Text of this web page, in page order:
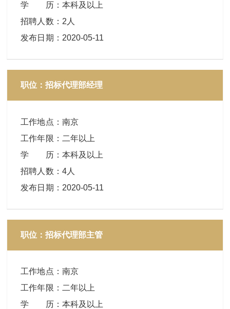
学 历： 本科及以上
招聘人数 ： 2人
发布日期 ： 2020-05-11
职位：招标代理部经理
工作地点 ： 南京
工作年限 ： 二年以上
学 历： 本科及以上
招聘人数 ： 4人
发布日期 ： 2020-05-11
职位：招标代理部主管
工作地点 ： 南京
工作年限 ： 二年以上
学 历： 本科及以上